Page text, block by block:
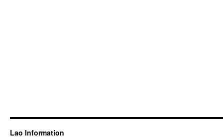
Lao Information